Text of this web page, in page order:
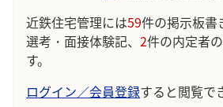
近鉄住宅管理には59件の掲示板書
選考・面接体験記、 2件の内定者
す。
ログイン／会員登録すると閲覧で